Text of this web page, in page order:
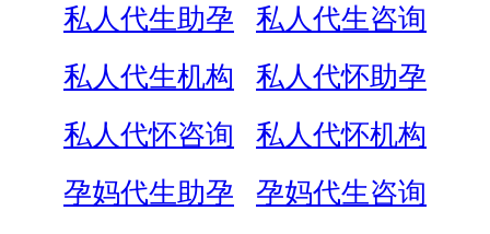
私人代生助孕
私人代生咨询
私人代生机构
私人代怀助孕
私人代怀咨询
私人代怀机构
孕妈代生助孕
孕妈代生咨询